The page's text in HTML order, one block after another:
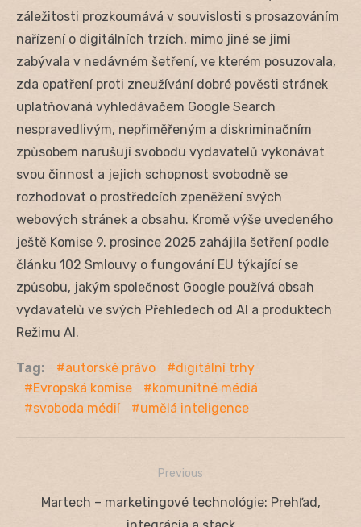
záležitosti prozkoumává v souvislosti s prosazováním
nařízení o digitálních trzích, mimo jiné se jimi
zabývala v nedávném šetření, ve kterém posuzovala,
zda opatření proti zneužívání dobré pověsti stránek
uplatňovaná vyhledávačem Google Search
nespravedlivým, nepřiměřeným a diskriminačním
způsobem narušují svobodu vydavatelů vykonávat
svou činnost a jejich schopnost svobodně se
rozhodovat o prostředcích zpeněžení svých
webových stránek a obsahu. Kromě výše uvedeného
ještě Komise 9. prosince 2025 zahájila šetření podle
článku 102 Smlouvy o fungování EU týkající se
způsobu, jakým společnost Google používá obsah
vydavatelů ve svých Přehledech od AI a produktech
Režimu AI.
Tag: autorské právo
digitální trhy
Evropská komise
komunitné médiá
svoboda médií
umělá inteligence
Navigácia
Previous
Previous
Martech – marketingové technológie: Prehľad,